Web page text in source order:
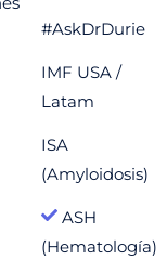
#AskDrDurie
IMF USA /
Latam
ISA
(Amyloidosis)
ASH
(Hematología)